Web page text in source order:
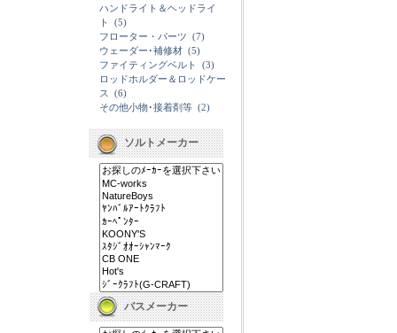
ハンドライト＆ヘッドライ
ト
(5)
フローター・パーツ (7)
ウェーダー･補修材 (5)
ファイティングベルト
(3)
ロッドホルダー＆ロッドケー
ス
(6)
その他小物･接着剤等 (2)
ソルトメーカー
バスメーカー